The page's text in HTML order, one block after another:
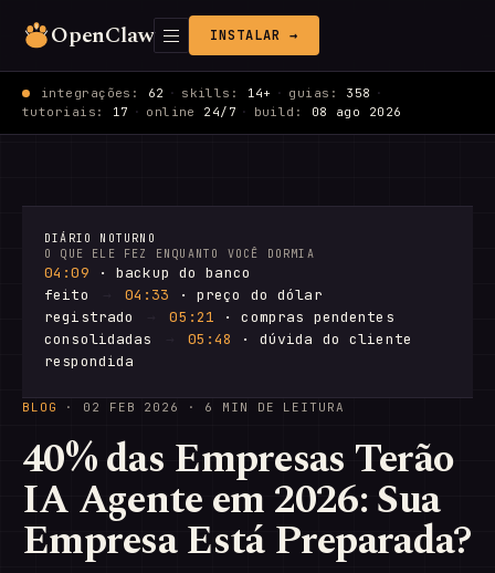
OpenClaw INSTALAR →
integrações: 62 · skills: 14+ · guias: 358 ·
tutoriais: 17 · online 24/7 · build: 08 ago 2026
DIÁRIO NOTURNO
O QUE ELE FEZ ENQUANTO VOCÊ DORMIA
04:09 · backup do banco
feito
04:33 · preço do dólar
registrado
05:21 · compras pendentes
consolidadas
05:48
· dúvida do cliente
respondida
BLOG · 02 FEB 2026 · 6 MIN DE LEITURA
40% das Empresas Terão
IA Agente em 2026: Sua
Empresa Está Preparada?